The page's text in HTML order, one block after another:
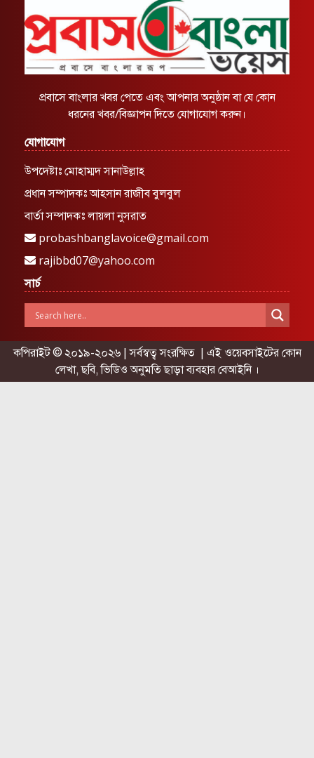
প্রবাসে বাংলার খবর পেতে এবং আপনার অনুষ্ঠান বা যে কোন
ধরনের খবর/বিজ্ঞাপন দিতে যোগাযোগ করুন।
যোগাযোগ
উপদেষ্টাঃ মোহাম্মদ সানাউল্লাহ
প্রধান সম্পাদকঃ আহসান রাজীব বুলবুল
বার্তা সম্পাদকঃ লায়লা নুসরাত
probashbanglavoice@gmail.com
rajibbd07@yahoo.com
সার্চ
কপিরাইট © ২০১৯-২০২৬ | সর্বস্বত্ব সংরক্ষিত | এই ওয়েবসাইটের কোন
লেখা, ছবি, ভিডিও অনুমতি ছাড়া ব্যবহার বেআইনি ।